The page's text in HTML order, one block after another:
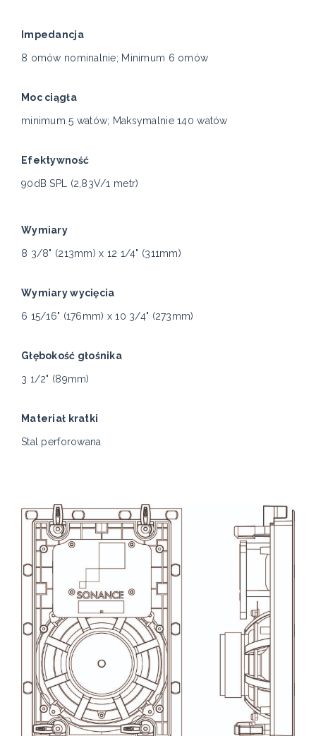
Impedancja
8 omów nominalnie; Minimum 6 omów
Moc ciągła
minimum 5 watów; Maksymalnie 140 watów
Efektywność
90dB SPL (2,83V/1 metr)
Wymiary
8 3/8" (213mm) x 12 1/4" (311mm)
Wymiary wycięcia
6 15/16" (176mm) x 10 3/4" (273mm)
Głębokość głośnika
3 1/2" (89mm)
Materiał kratki
Stal perforowana